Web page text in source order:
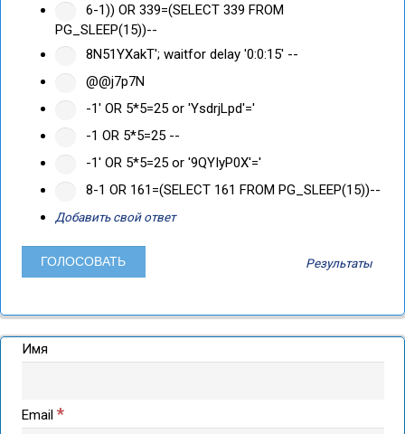
6-1)) OR 339=(SELECT 339 FROM
PG_SLEEP(15))--
8N51YXakT'; waitfor delay '0:0:15' --
@@j7p7N
-1' OR 5*5=25 or 'YsdrjLpd'='
-1 OR 5*5=25 --
-1' OR 5*5=25 or '9QYIyP0X'='
8-1 OR 161=(SELECT 161 FROM PG_SLEEP(15))--
Добавить свой ответ
Результаты
Имя
Email *